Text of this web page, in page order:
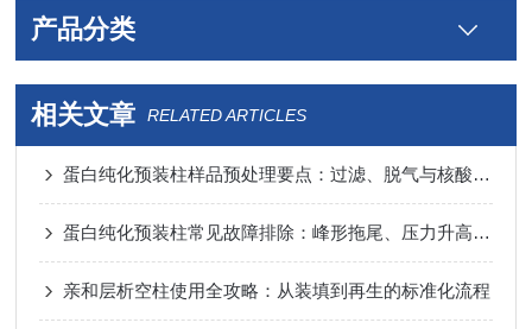
产品分类
相关文章 RELATED ARTICLES
蛋白纯化预装柱样品预处理要点：过滤、脱气与核酸杂质去除
蛋白纯化预装柱常见故障排除：峰形拖尾、压力升高的原因与对策
亲和层析空柱使用全攻略：从装填到再生的标准化流程